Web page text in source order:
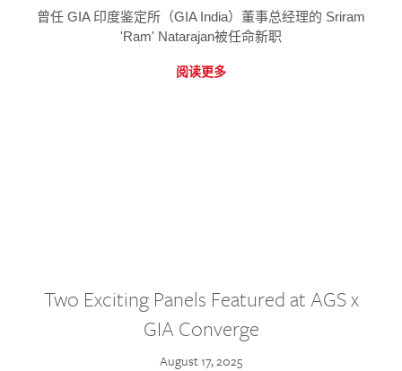
曾任 GIA 印度鉴定所（GIA India）董事总经理的 Sriram
'Ram' Natarajan被任命新职
阅读更多
Two Exciting Panels Featured at AGS x
GIA Converge
August 17, 2025